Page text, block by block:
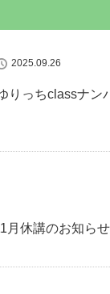
2025.09.26
りっちclassナン
月休講のお知らせ